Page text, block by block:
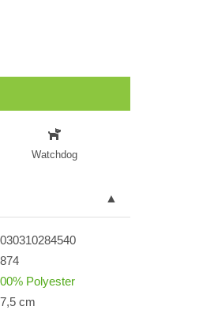
Watchdog
Polyester
cm